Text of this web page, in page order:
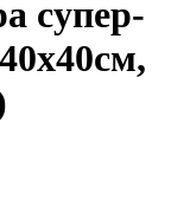
супер-